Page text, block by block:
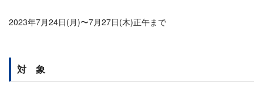
2023年7月24日(月)〜7月27日(木)正午まで
対 象